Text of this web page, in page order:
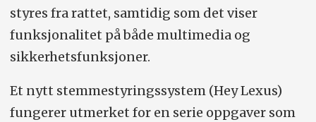
styres fra rattet, samtidig som det viser
funksjonalitet på både multimedia og
sikkerhetsfunksjoner.
Et nytt stemmestyringssystem (Hey Lexus)
fungerer utmerket for en serie oppgaver som